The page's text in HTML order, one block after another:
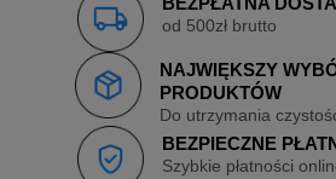
od 500zł brutto
NAJWIĘKSZY
PRODUKTÓW
Do utrzymania
BEZPIECZNE
Szybkie płatności